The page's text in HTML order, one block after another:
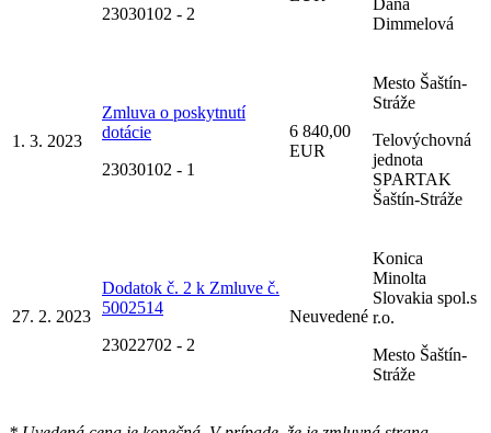
23030102 - 2
Dimmelová
1. 3. 2023
Zmluva o poskytnutí
dotácie
23030102 - 1
6 840,00
EUR
Mesto Šaštín-
Stráže
Telovýchovná
jednota
SPARTAK
Šaštín-Stráže
27. 2. 2023
Dodatok č. 2 k Zmluve č.
5002514
23022702 - 2
Neuvedené
Konica
Minolta
Slovakia spol.s
r.o.
Mesto Šaštín-
Stráže